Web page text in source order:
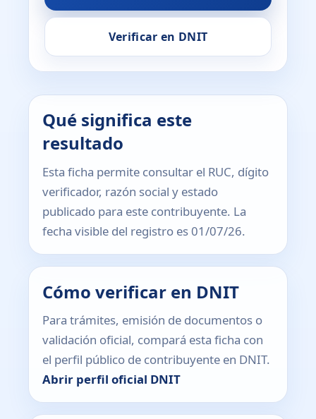
Verificar en DNIT
Qué significa este
resultado
Esta ficha permite consultar el RUC, dígito
verificador, razón social y estado
publicado para este contribuyente. La
fecha visible del registro es 01/07/26.
Cómo verificar en DNIT
Para trámites, emisión de documentos o
validación oficial, compará esta ficha con
el perfil público de contribuyente en DNIT.
Abrir perfil oficial DNIT